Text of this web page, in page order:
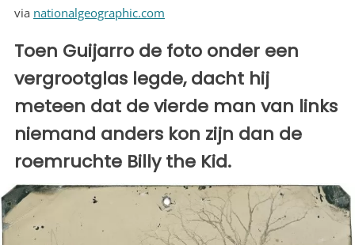
via nationalgeographic.com
Toen Guijarro de foto onder een
vergrootglas legde, dacht hij
meteen dat de vierde man van links
niemand anders kon zijn dan de
roemruchte Billy the Kid.